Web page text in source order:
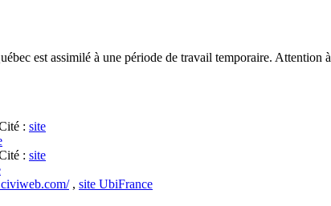
est assimilé à une période de travail temporaire.
: site
: site
, site UbiFrance